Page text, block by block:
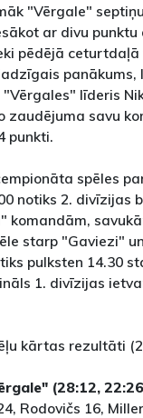
"Vērgale"
ar divu
pēdējā
līderis
zaudējuma savu
punkti.
spēles
notiks 2. divīzijas
komandām,
starp "Gaviezi"
pulksten 14.30
1. divīzijas
kārtas rezultāti
(28:12,
Rodovičs 16,